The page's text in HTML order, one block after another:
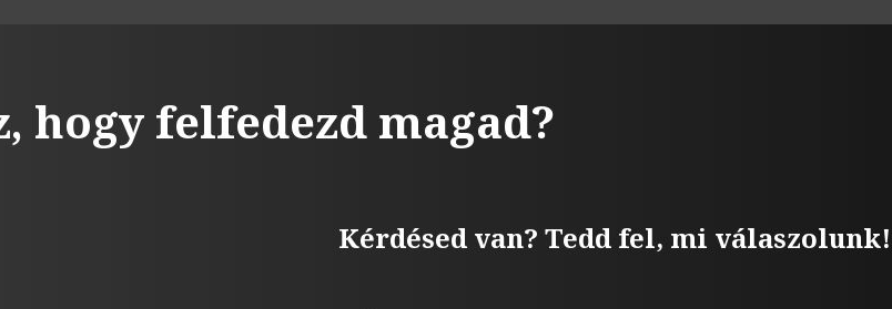
hogy felfedezd magad?
Kérdésed van? Tedd fel, mi válaszolunk!